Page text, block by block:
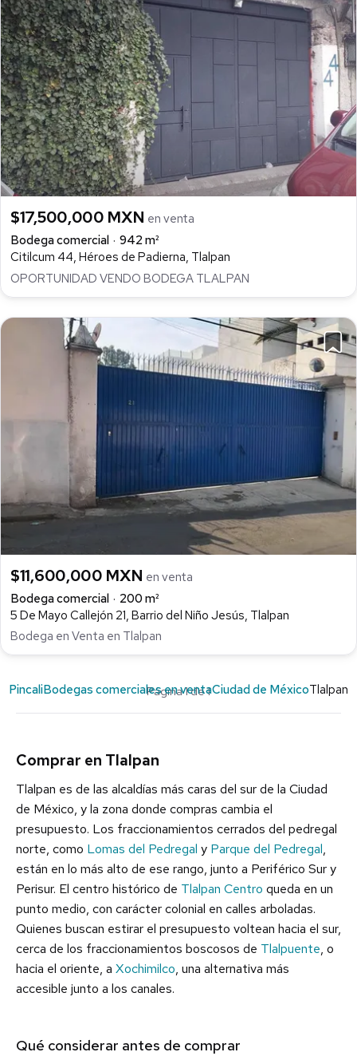
$17,500,000 MXN en venta
Bodega comercial
942 m²
Citilcum 44, Héroes de Padierna, Tlalpan
OPORTUNIDAD VENDO BODEGA TLALPAN
$11,600,000 MXN en venta
Bodega comercial
200 m²
5 De Mayo Callejón 21, Barrio del Niño Jesús, Tlalpan
Bodega en Venta en Tlalpan
Página 1 de 1
PincaliBodegas comerciales en ventaCiudad de MéxicoTlalpan
Comprar en Tlalpan
Tlalpan es de las alcaldías más caras del sur de la Ciudad
de México, y la zona donde compras cambia el
presupuesto. Los fraccionamientos cerrados del pedregal
norte, como Lomas del Pedregal y Parque del Pedregal,
están en lo más alto de ese rango, junto a Periférico Sur y
Perisur. El centro histórico de Tlalpan Centro queda en un
punto medio, con carácter colonial en calles arboladas.
Quienes buscan estirar el presupuesto voltean hacia el sur,
cerca de los fraccionamientos boscosos de Tlalpuente, o
hacia el oriente, a Xochimilco, una alternativa más
accesible junto a los canales.
Qué considerar antes de comprar